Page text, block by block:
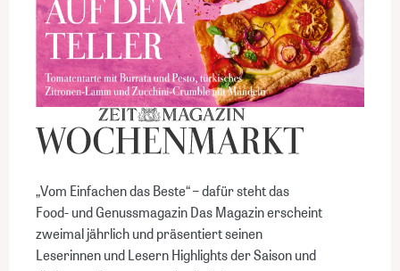
„Vom Einfachen das Beste“ – dafür steht das
Food- und Genussmagazin Das Magazin erscheint
zweimal jährlich und präsentiert seinen
Leserinnen und Lesern Highlights der Saison und